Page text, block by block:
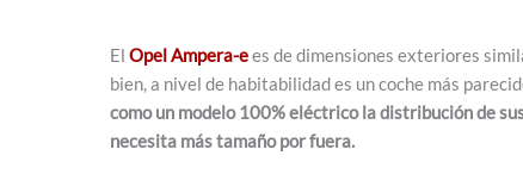
El Opel Ampera-ees de dimensiones exteriores
bien, a nivel de habitabilidad es un coche más
como un modelo 100% eléctrico la distribución de
necesita más tamaño por fuera.